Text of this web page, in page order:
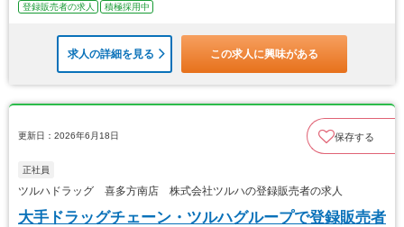
登録販売者の求人
積極採用中
求人の詳細を見る この求人に興味がある
更新日：2026年6月18日 保存する
正社員
ツルハドラッグ 喜多方南店 株式会社ツルハの登録販売者の求人
大手ドラッグチェーン・ツルハグループで登録販売者